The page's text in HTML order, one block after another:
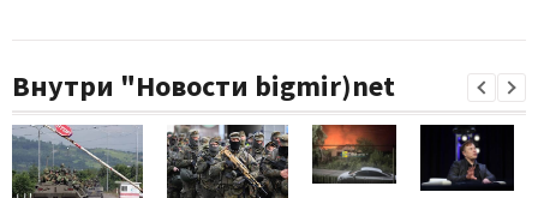
Внутри "Новости bigmir)net